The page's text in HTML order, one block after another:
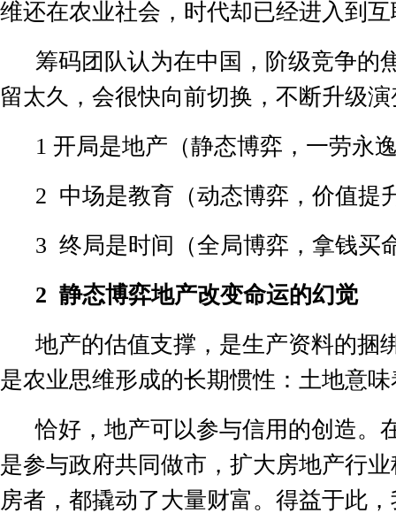
维还在农业社会，时代却已经进入到
筹码团队认为在中国，阶级竞争的
留太久，会很快向前切换，不断升级
1 开局是地产（静态博弈，一劳永
2 中场是教育（动态博弈，价值提
3 终局是时间（全局博弈，拿钱买
2 静态博弈地产改变命运的幻觉
地产的估值支撑，是生产资料的捆
是农业思维形成的长期惯性：土地意
恰好，地产可以参与信用的创造。
是参与政府共同做市，扩大房地产行
房者，都撬动了大量财富。得益于此